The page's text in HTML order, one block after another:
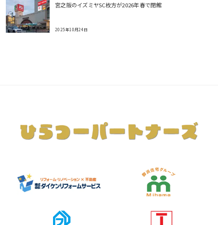
宮之阪のイズミヤSC枚方が2026年春で閉館
2025年10月24日